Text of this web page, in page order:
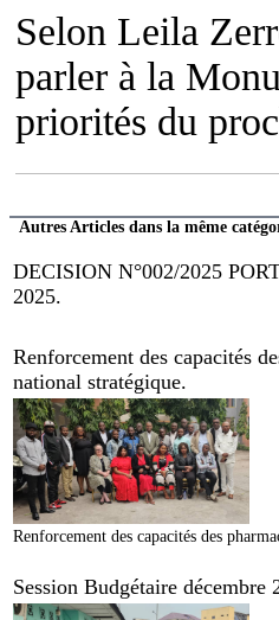
Selon Leila
parler à la
priorités du
Autres Articles dans la même
DECISION N°002/2025
2025.
Renforcement des capacités
national stratégique.
Renforcement des capacités des
Session Budgétaire décembre